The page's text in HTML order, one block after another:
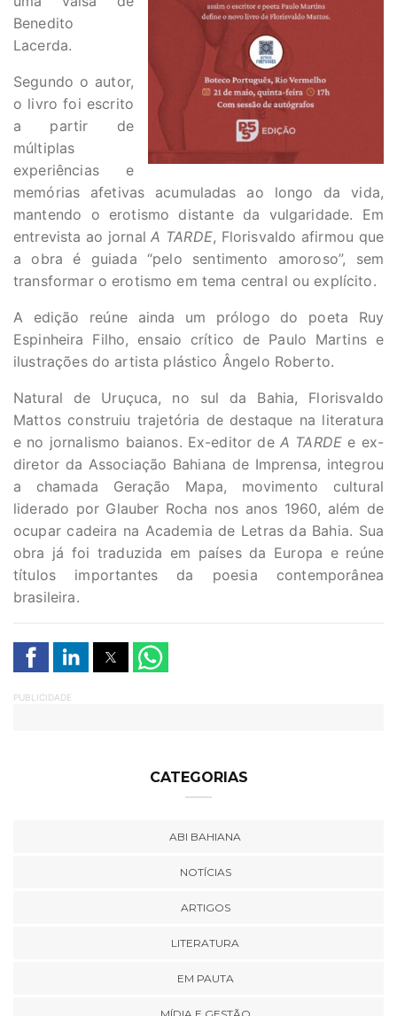
Benedito
Lacerda.
Segundo o autor,
o livro foi escrito
a partir de
múltiplas
experiências e
memórias afetivas acumuladas ao longo da vida,
mantendo o erotismo distante da vulgaridade. Em
entrevista ao jornalA TARDE, Florisvaldo afirmou que
a obra é guiada “pelo sentimento amoroso”, sem
transformar o erotismo em tema central ou explícito.
A edição reúne ainda um prólogo do poeta Ruy
Espinheira Filho, ensaio crítico de Paulo Martins e
ilustrações do artista plástico Ângelo Roberto.
Natural de Uruçuca, no sul da Bahia, Florisvaldo
Mattos construiu trajetória de destaque na literatura
e no jornalismo baianos. Ex-editor de A TARDE e ex-
diretor da Associação Bahiana de Imprensa, integrou
a chamada Geração Mapa, movimento cultural
liderado por Glauber Rocha nos anos 1960, além de
ocupar cadeira na Academia de Letras da Bahia. Sua
obra já foi traduzida em países da Europa e reúne
títulos importantes da poesia contemporânea
brasileira.
PUBLICIDADE
CATEGORIAS
ABI BAHIANA
NOTÍCIAS
ARTIGOS
LITERATURA
EM PAUTA